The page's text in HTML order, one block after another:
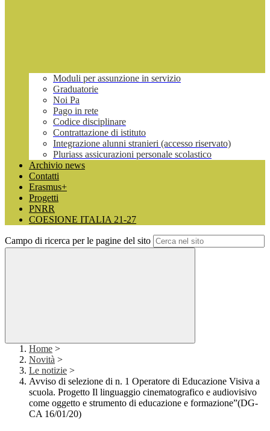
Moduli per assunzione in servizio
Graduatorie
Noi Pa
Pago in rete
Codice disciplinare
Contrattazione di istituto
Integrazione alunni stranieri (accesso riservato)
Pluriass assicurazioni personale scolastico
Archivio news
Contatti
Erasmus+
Progetti
PNRR
COESIONE ITALIA 21-27
Campo di ricerca per le pagine del sito
Home >
Novità >
Le notizie >
Avviso di selezione di n. 1 Operatore di Educazione Visiva a
scuola. Progetto Il linguaggio cinematografico e audiovisivo
come oggetto e strumento di educazione e formazione”(DG-
CA 16/01/20)